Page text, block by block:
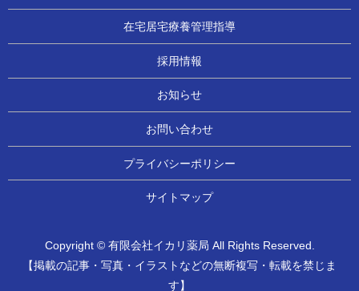
在宅居宅療養管理指導
採用情報
お知らせ
お問い合わせ
プライバシーポリシー
サイトマップ
Copyright © 有限会社イカリ薬局 All Rights Reserved.
【掲載の記事・写真・イラストなどの無断複写・転載を禁じま
す】